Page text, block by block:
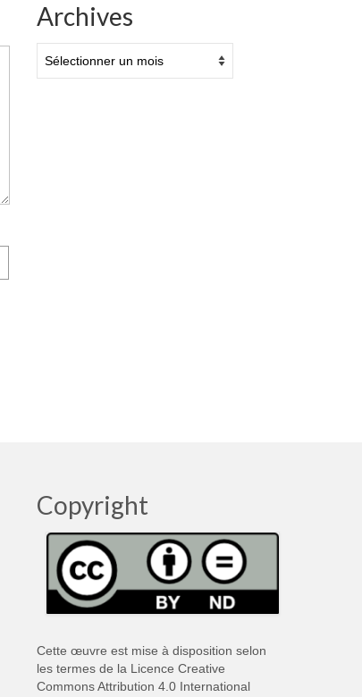
Archives
Copyright
Cette œuvre est mise à disposition selon
les termes de la Licence Creative
Commons Attribution 4.0 International